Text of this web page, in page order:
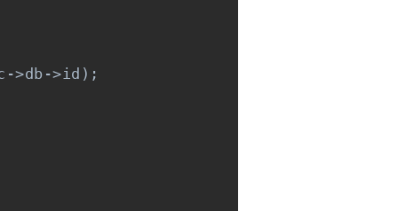
>db->id);